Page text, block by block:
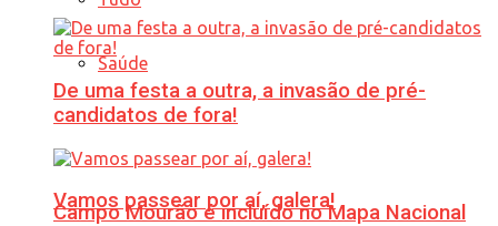
Saúde
Campo Mourão é incluído no Mapa Nacional
De uma festa a outra, a invasão de pré-
candidatos de fora!
Vamos passear por aí, galera!